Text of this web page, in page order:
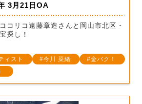
3月21日OA
コリコ遠藤章造さんと岡山市北区・
探し！
ィスト
今川 菜緒
金バク！